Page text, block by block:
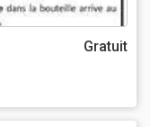
Gratuit